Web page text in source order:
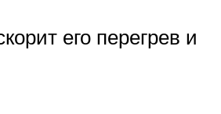
его перегрев и